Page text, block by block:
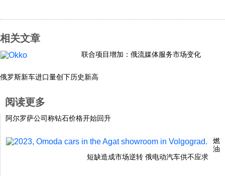
文化
历史
体育
旅游
相关文章
联合项目增加：俄流媒体服务市场变化
俄罗斯新车进口量创下历史新高
阅读更多
阿尔罗萨公司称钻石价格开始回升
燃
油
短缺造成市场逆转 俄电动汽车供不应求